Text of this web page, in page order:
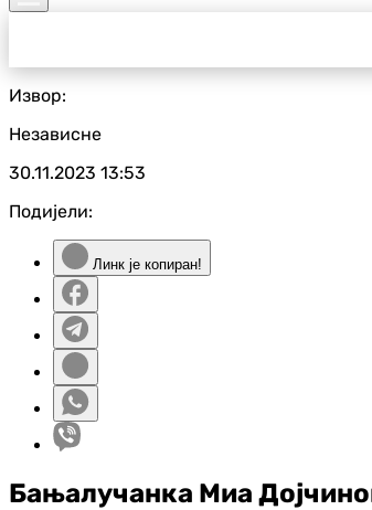
Извор:
Независне
30.11.2023 13:53
Подијели:
Линк је копиран!
Бањалучанка Миа